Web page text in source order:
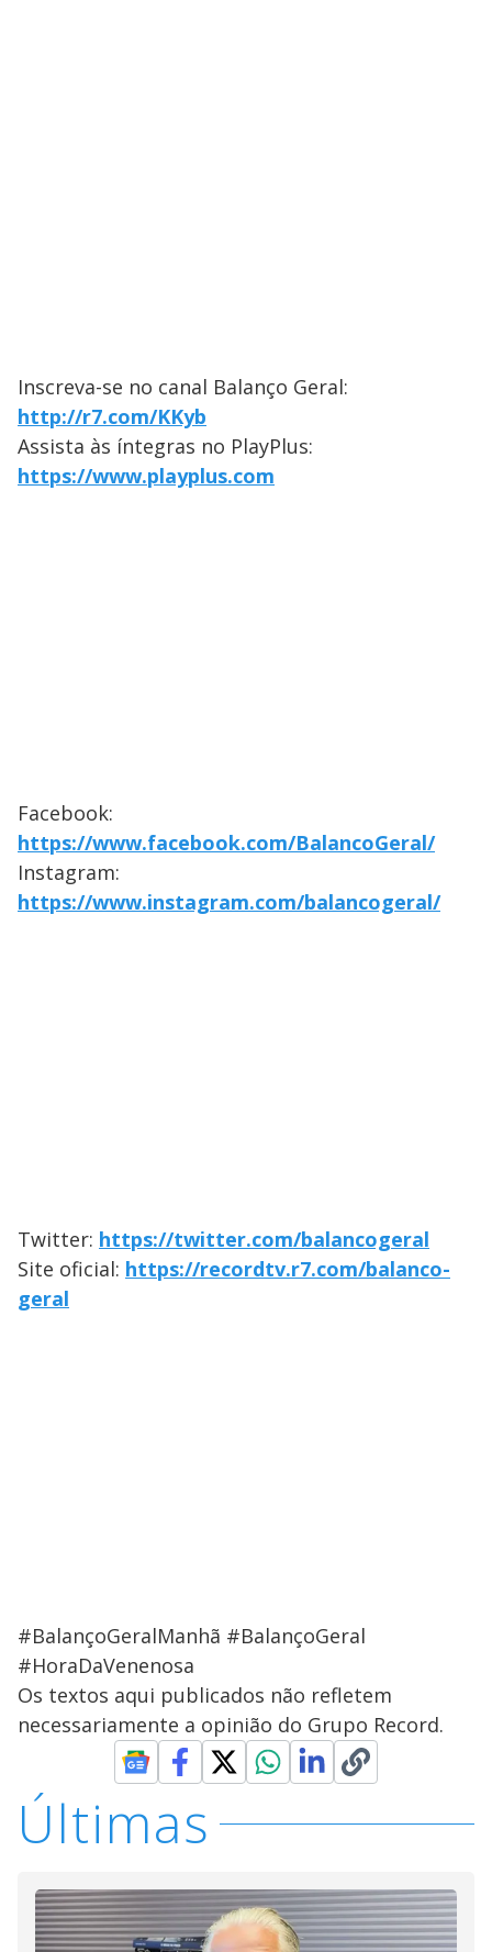
Inscreva-se no canal Balanço Geral:
http://r7.com/KKyb
Assista às íntegras no PlayPlus:
https://www.playplus.com
Facebook:
https://www.facebook.com/BalancoGeral/
Instagram:
https://www.instagram.com/balancogeral/
Twitter: https://twitter.com/balancogeral
Site oficial: https://recordtv.r7.com/balanco-
geral
#BalançoGeralManhã #BalançoGeral
#HoraDaVenenosa
Os textos aqui publicados não refletem
necessariamente a opinião do Grupo Record.
Últimas